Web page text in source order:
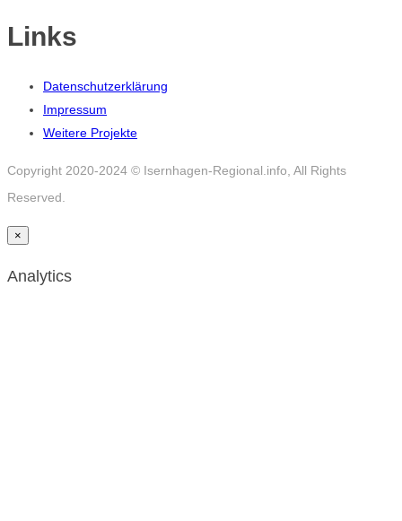
Links
Datenschutzerklärung
Impressum
Weitere Projekte
Copyright 2020-2024 © Isernhagen-Regional.info, All Rights
Reserved.
×
Analytics